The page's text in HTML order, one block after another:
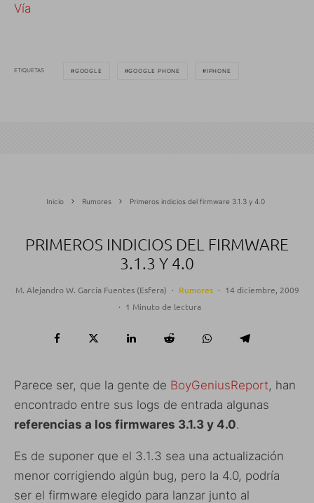
Vía
ETIQUETAS GOOGLE GOOGLE PHONE IPHONE
Inicio Rumores Primeros indicios del firmware 3.1.3 y 4.0
PRIMEROS INDICIOS DEL FIRMWARE
3.1.3 Y 4.0
M. Alejandro W. García Fuentes (Esfera) · Rumores · 14 diciembre, 2009
· 1 Minuto de lectura
Parece ser, que la gente de BoyGeniusReport, han
encontrado entre sus logs de entrada algunas
referencias a los firmwares 3.1.3 y 4.0.
Es de suponer que el 3.1.3 sea una actualización
menor corrigiendo algún bug, pero la 4.0, podría
ser el firmware elegido para lanzar junto al